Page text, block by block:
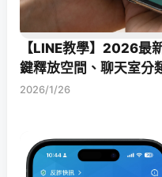
【LINE教學】2026最
鍵釋放空間、聊天室分
2026/1/26